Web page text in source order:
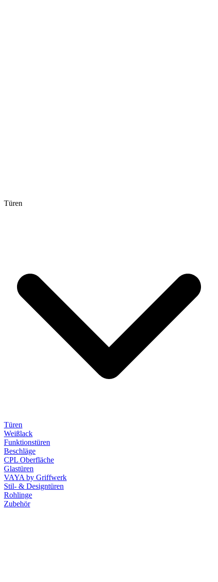
Türen
Türen
Weißlack
Funktionstüren
Beschläge
CPL Oberfläche
Glastüren
VAYA by Griffwerk
Stil- & Designtüren
Rohlinge
Zubehör